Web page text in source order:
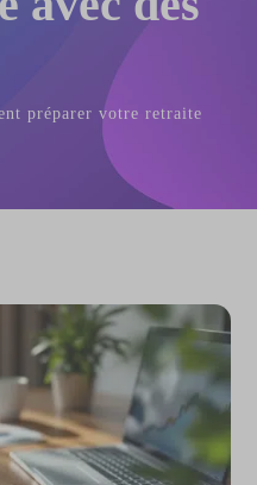
préparer votre retraite